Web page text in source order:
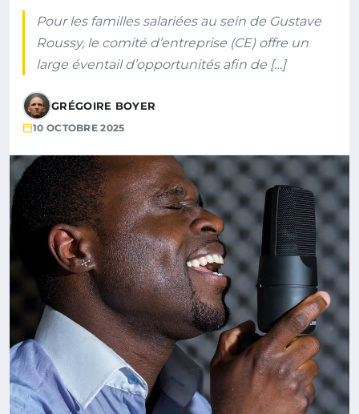
Pour les familles salariées au sein de Gustave
Roussy, le comité d’entreprise (CE) offre un
large éventail d’opportunités afin de […]
GRÉGOIRE BOYER
10 OCTOBRE 2025